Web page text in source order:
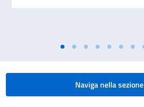
Naviga nella sezione